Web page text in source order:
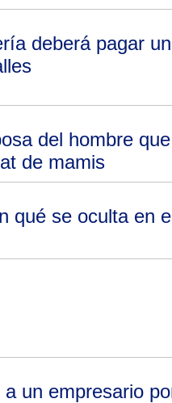
deberá pagar
del hombre
de mamis
qué se oculta en
a un empresario